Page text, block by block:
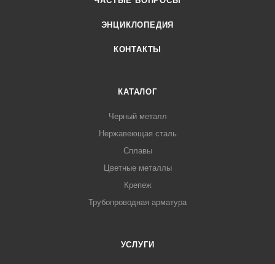
ЭНЦИКЛОПЕДИЯ
КОНТАКТЫ
КАТАЛОГ
Черный металл
Нержавеющая сталь
Сплавы
Цветные металлы
Крепеж
Трубопроводная арматура
УСЛУГИ